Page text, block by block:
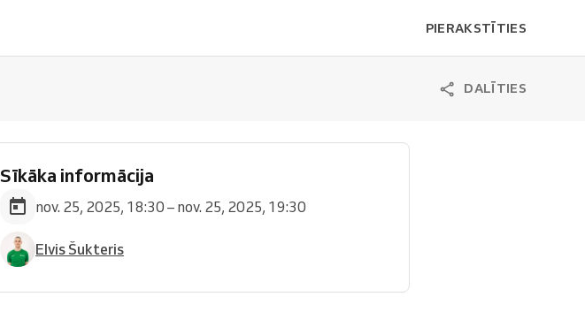
PIERAKSTĪTIES
DALĪTIES
Sīkāka informācija
nov. 25, 2025, 18:30 – nov. 25, 2025, 19:30
Elvis Šukteris